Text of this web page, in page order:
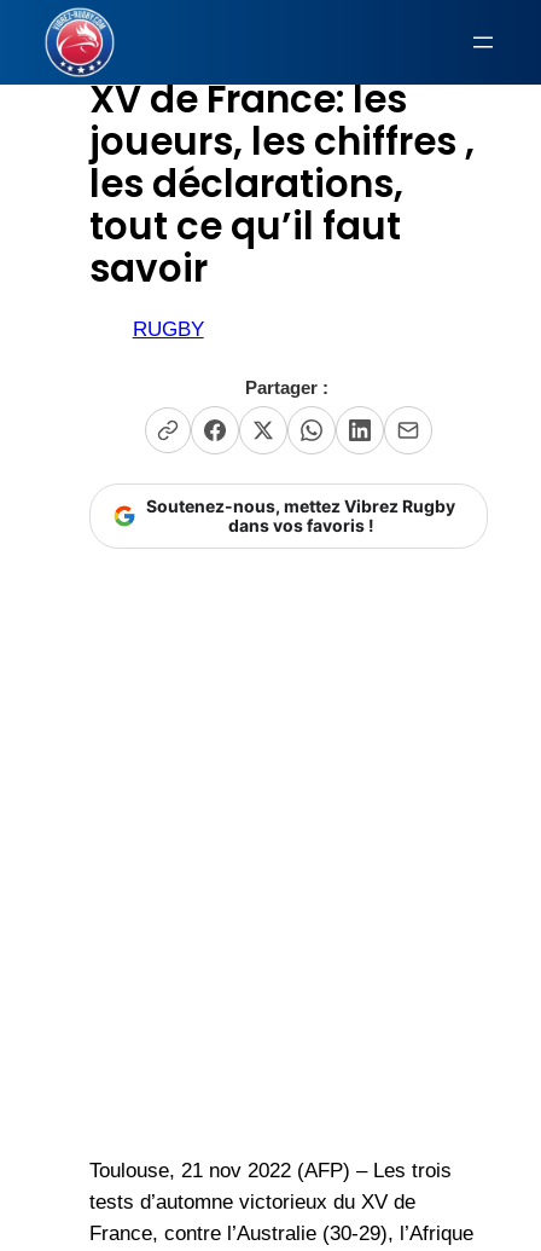
Aller
contenu XV de France: les
joueurs, les chiffres ,
les déclarations,
tout ce qu’il faut
savoir
RUGBY
Partager :
Soutenez-nous, mettez Vibrez Rugby
dans vos favoris !
Toulouse, 21 nov 2022 (AFP) – Les trois
tests d’automne victorieux du XV de
France, contre l’Australie (30-29), l’Afrique